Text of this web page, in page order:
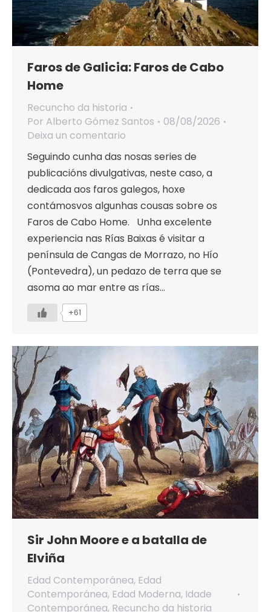
Faros de Galicia: Faros de Cabo
Home
Recuncho da historia
Por Alberto Gómez Santos
08/08/2026
Deixa un comentario
Seguindo cunha das nosas series de
publicacións divulgativas, neste caso, a
dedicada aos faros galegos, hoxe
contámosvos algunhas cousas sobre os
Faros de Cabo Home. Unha excelente
experiencia nas Rías Baixas é visitar a
península de Cangas de Morrazo, no Hío
(Pontevedra), un pedazo de terra que se
asoma ao mar entre as rías…
+61
Sir John Moore e a batalla de
Elviña
Edad Contemporánea, Edad
Contemporánea, Edad Moderna, Idade
Contemporánea, Recuncho da historia